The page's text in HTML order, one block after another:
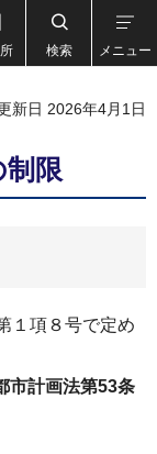
検索 メニュー
新日 2026年4月1日
制限
１項８号で定め
市計画法第53条